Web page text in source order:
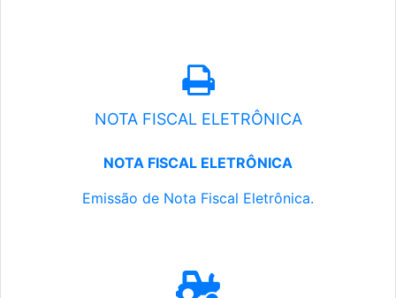
NOTA FISCAL ELETRÔNICA
NOTA FISCAL ELETRÔNICA
Emissão de Nota Fiscal Eletrônica.